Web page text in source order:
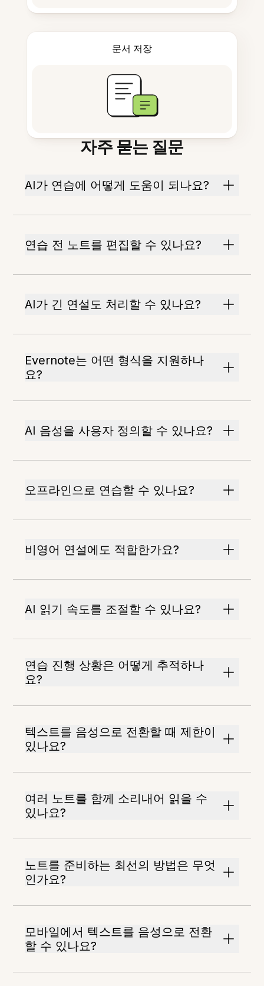
문서 저장
자주 묻는 질문
AI가 연습에 어떻게 도움이 되나요?
연습 전 노트를 편집할 수 있나요?
AI가 긴 연설도 처리할 수 있나요?
Evernote는 어떤 형식을 지원하나
요?
AI 음성을 사용자 정의할 수 있나요?
오프라인으로 연습할 수 있나요?
비영어 연설에도 적합한가요?
AI 읽기 속도를 조절할 수 있나요?
연습 진행 상황은 어떻게 추적하나
요?
텍스트를 음성으로 전환할 때 제한이
있나요?
여러 노트를 함께 소리내어 읽을 수
있나요?
노트를 준비하는 최선의 방법은 무엇
인가요?
모바일에서 텍스트를 음성으로 전환
할 수 있나요?